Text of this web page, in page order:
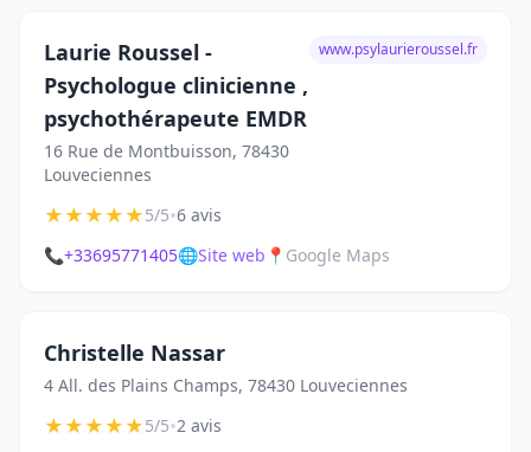
Laurie Roussel -
Psychologue clinicienne ,
psychothérapeute EMDR
16 Rue de Montbuisson, 78430
Louveciennes
www.psylaurieroussel.fr
★★★★★5/5•6 avis
📞+33695771405🌐Site web 📍 Google Maps
Christelle Nassar
4 All. des Plains Champs, 78430 Louveciennes
★★★★★5/5•2 avis